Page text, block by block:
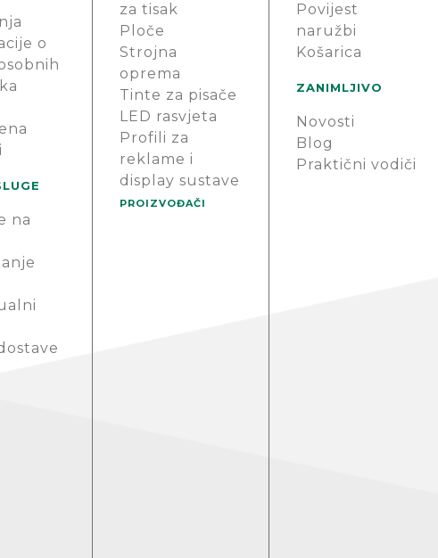
o
na
za tisak
Ploče
Strojna
oprema
Tinte za pisače
LED rasvjeta
Profili za
reklame i
display sustave
PROIZVOĐAČI
Povijest
naružbi
Košarica
ZANIMLJIVO
Novosti
Blog
Praktični vodiči